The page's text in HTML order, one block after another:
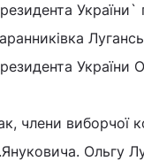
України`
України
члени виборчої
Ольгу